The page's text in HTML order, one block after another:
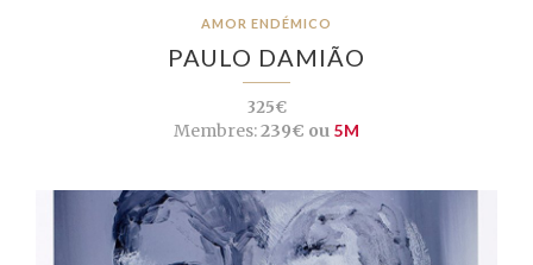
AMOR ENDÉMICO
PAULO DAMIÃO
325€
Membres:239€ ou 5M